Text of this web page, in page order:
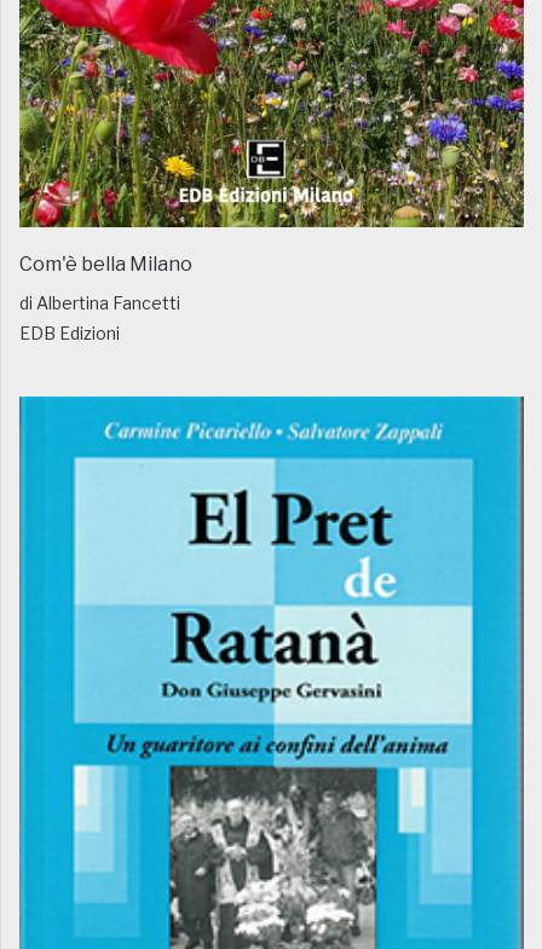
Com'è bella Milano
di Albertina Fancetti
EDB Edizioni